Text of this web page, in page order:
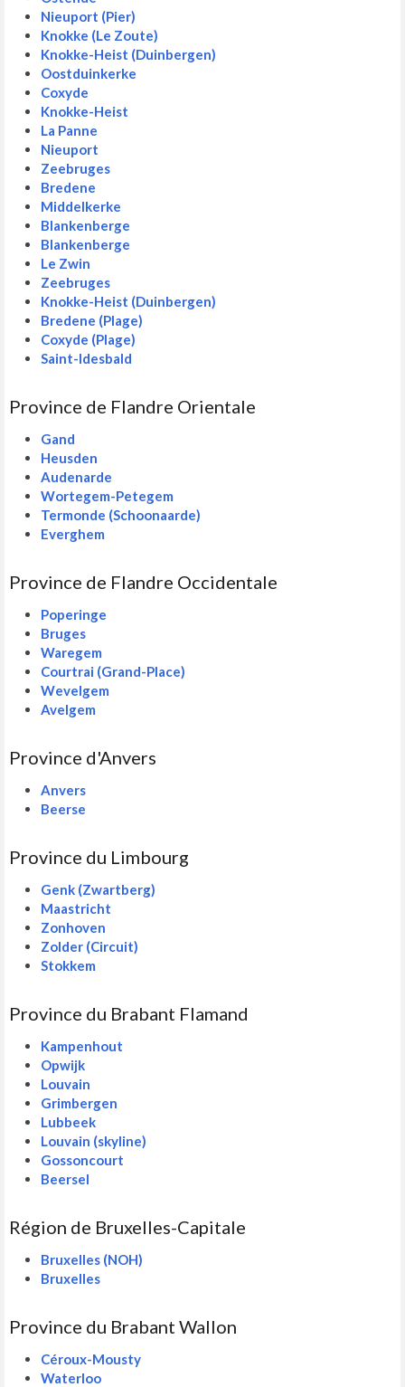
Nieuport (Pier)
Knokke (Le Zoute)
Knokke-Heist (Duinbergen)
Oostduinkerke
Coxyde
Knokke-Heist
La Panne
Nieuport
Zeebruges
Bredene
Middelkerke
Blankenberge
Blankenberge
Le Zwin
Zeebruges
Knokke-Heist (Duinbergen)
Bredene (Plage)
Coxyde (Plage)
Saint-Idesbald
Province de Flandre Orientale
Gand
Heusden
Audenarde
Wortegem-Petegem
Termonde (Schoonaarde)
Everghem
Province de Flandre Occidentale
Poperinge
Bruges
Waregem
Courtrai (Grand-Place)
Wevelgem
Avelgem
Province d'Anvers
Anvers
Beerse
Province du Limbourg
Genk (Zwartberg)
Maastricht
Zonhoven
Zolder (Circuit)
Stokkem
Province du Brabant Flamand
Kampenhout
Opwijk
Louvain
Grimbergen
Lubbeek
Louvain (skyline)
Gossoncourt
Beersel
Région de Bruxelles-Capitale
Bruxelles (NOH)
Bruxelles
Province du Brabant Wallon
Céroux-Mousty
Waterloo